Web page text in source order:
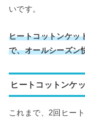
いです。
ヒートコットンケッ
で、オールシーズン
ヒートコットンケ
これまで、2回ヒー